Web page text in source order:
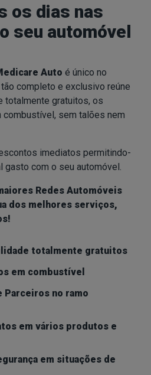
os dias nas
seu automóvel
Auto é único no
completo e exclusivo reúne
totalmente gratuitos, os
sem talões nem
imediatos permitindo-
gasto com o seu automóvel.
Redes Automóveis
dos melhores serviços,
totalmente gratuitos
em combustível
Parceiros no ramo
em vários produtos e
em situações de